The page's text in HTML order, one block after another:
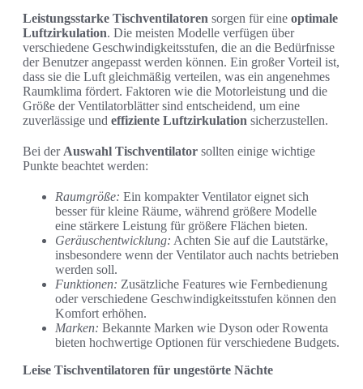
Leistungsstarke Tischventilatoren sorgen für eine optimale
Luftzirkulation. Die meisten Modelle verfügen über
verschiedene Geschwindigkeitsstufen, die an die Bedürfnisse
der Benutzer angepasst werden können. Ein großer Vorteil ist,
dass sie die Luft gleichmäßig verteilen, was ein angenehmes
Raumklima fördert. Faktoren wie die Motorleistung und die
Größe der Ventilatorblätter sind entscheidend, um eine
zuverlässige und effiziente Luftzirkulation sicherzustellen.
Bei der Auswahl Tischventilator sollten einige wichtige
Punkte beachtet werden:
Raumgröße: Ein kompakter Ventilator eignet sich
besser für kleine Räume, während größere Modelle
eine stärkere Leistung für größere Flächen bieten.
Geräuschentwicklung: Achten Sie auf die Lautstärke,
insbesondere wenn der Ventilator auch nachts betrieben
werden soll.
Funktionen: Zusätzliche Features wie Fernbedienung
oder verschiedene Geschwindigkeitsstufen können den
Komfort erhöhen.
Marken: Bekannte Marken wie Dyson oder Rowenta
bieten hochwertige Optionen für verschiedene Budgets.
Leise Tischventilatoren für ungestörte Nächte